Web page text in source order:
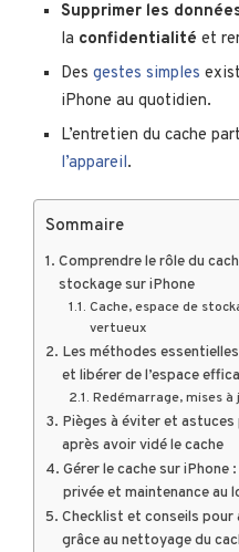
Supprimer les
la confidentialité et
Des gestes simples
iPhone au quotidien.
L’entretien du cache
l’appareil.
Sommaire
Comprendre le rôle du
stockage sur iPhone
Cache, espace de
vertueux
Les méthodes
et libérer de l’espace
Redémarrage, mises
Pièges à éviter et
après avoir vidé le cache
Gérer le cache sur
privée et maintenance au
Checklist et conseils pour
grâce au nettoyage du